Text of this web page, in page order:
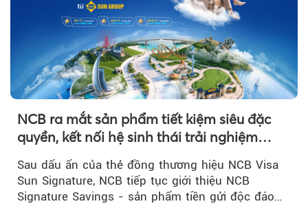
NCB ra mắt sản phẩm tiết kiệm siêu đặc
quyền, kết nối hệ sinh thái trải nghiệm
hàng đầu Việt Nam
Sau dấu ấn của thẻ đồng thương hiệu NCB Visa
Sun Signature, NCB tiếp tục giới thiệu NCB
Signature Savings - sản phẩm tiền gửi độc đáo